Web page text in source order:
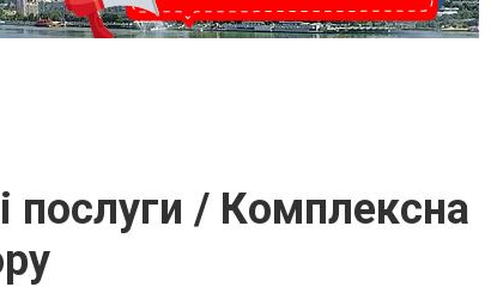
послуги / Комплексна